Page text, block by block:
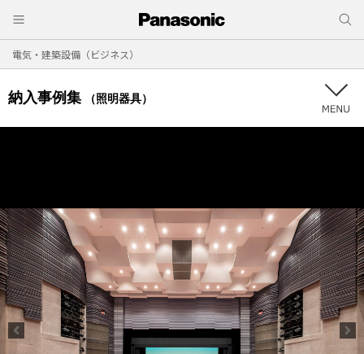
電気・建築設備（ビジネス）
納入事例集 （照明器具）